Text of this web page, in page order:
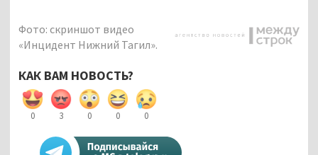
Фото: скриншот видео
«Инцидент Нижний Тагил».
КАК ВАМ НОВОСТЬ?
0 3 0 0 0